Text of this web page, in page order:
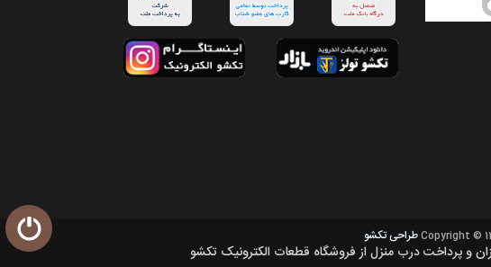
طراحی تکشو
و پرداخت درب منزل از فروشگاه قطعات الکترونیک تکشو